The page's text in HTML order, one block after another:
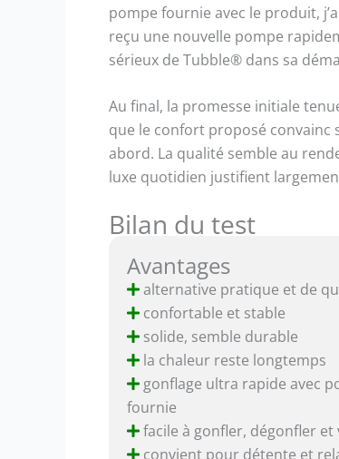
pompe fournie avec le produit,
reçu une nouvelle pompe
sérieux de Tubble® dans sa
Au final, la promesse initiale
que le confort proposé convainc
abord. La qualité semble au
luxe quotidien justifient
Bilan du test
Avantages
alternative pratique et de
confortable et stable
solide, semble durable
la chaleur reste longtemps
gonflage ultra rapide avec
fournie
facile à gonfler, dégonfler et
convient pour détente et